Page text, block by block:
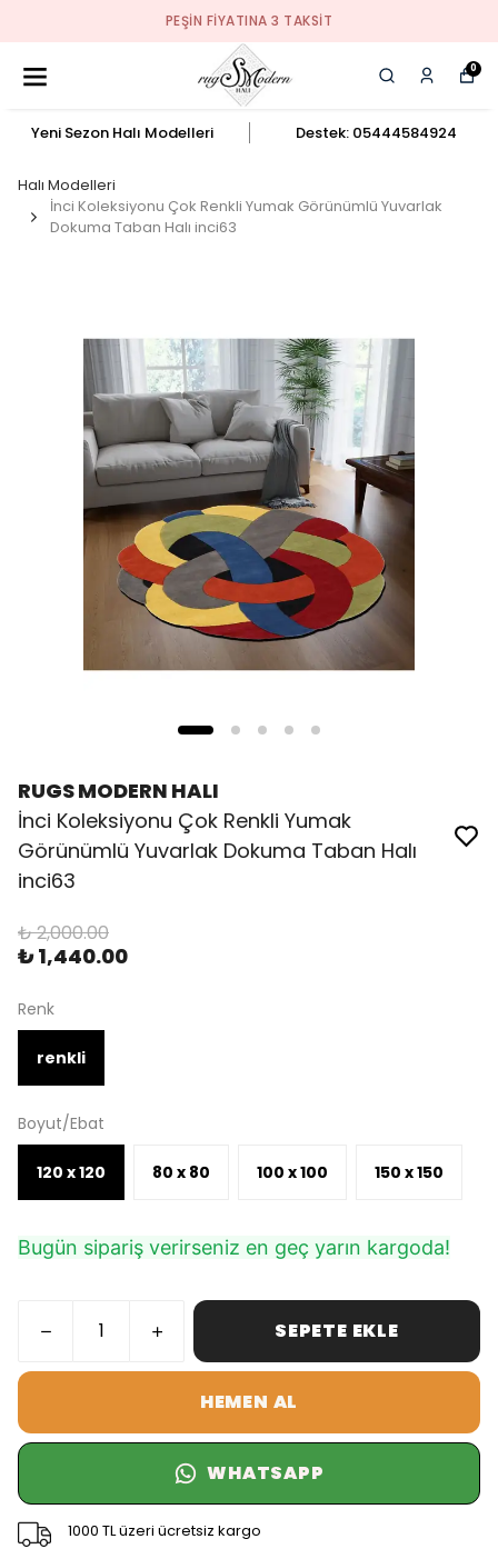
PEŞIN FIYATINA 3 TAKSIT
0
Yeni Sezon Halı Modelleri Destek: 05444584924
Halı Modelleri
İnci Koleksiyonu Çok Renkli Yumak Görünümlü Yuvarlak
Dokuma Taban Halı inci63
RUGS MODERN HALI
İnci Koleksiyonu Çok Renkli Yumak
Görünümlü Yuvarlak Dokuma Taban Halı
inci63
₺ 2,000.00
₺ 1,440.00
Renk
renkli
Boyut/Ebat
120 x 120 80 x 80 100 x 100 150 x 150
Bugün sipariş verirseniz en geç yarın kargoda!
SEPETE EKLE
HEMEN AL
WHATSAPP
1000 TL üzeri ücretsiz kargo